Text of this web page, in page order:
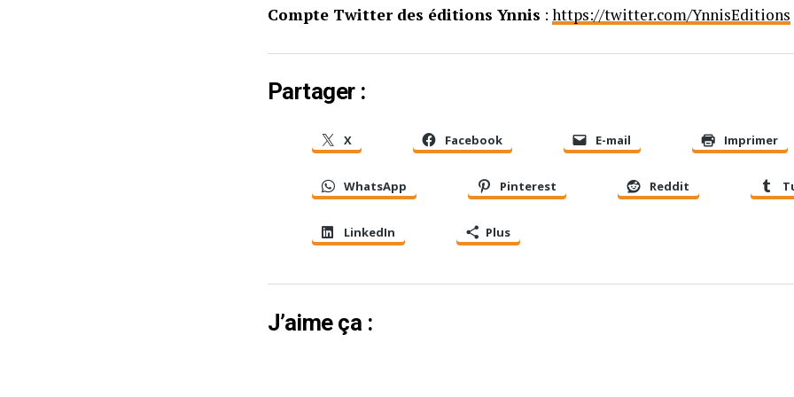
Compte Twitter des éditions Ynnis : https://twitter.com/YnnisEditions
Partager :
X Facebook E-mail Imprimer
WhatsApp Pinterest Reddit
LinkedIn Plus
J’aime ça :